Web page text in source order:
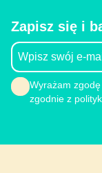
Zapisz się i
Wyrażam
zgodnie z